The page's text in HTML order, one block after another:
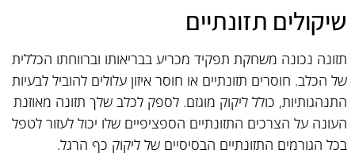
שיקולים תזונתיים
תזונה נכונה משחקת תפקיד מכריע בבריאותו וברווחתו הכללית
של הכלב. חוסרים תזונתיים או חוסר איזון עלולים להוביל לבעיות
התנהגותיות, כולל ליקוק מוגזם. לספק לכלב שלך תזונה מאוזנת
העונה על הצרכים התזונתיים הספציפיים שלו יכול לעזור לטפל
בכל הגורמים התזונתיים הבסיסיים של ליקוק כף הרגל.